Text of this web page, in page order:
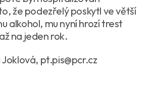
že podezřelý poskytl ve větší
alkohol, mu nyní hrozí trest
na jeden rok.
pt.pis@pcr.cz